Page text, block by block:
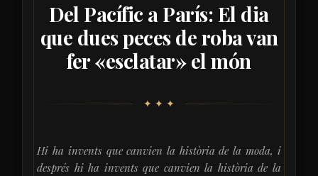
Del Pacífic a París: El dia
que dues peces de roba van
fer «esclatar» el món
✦ ✦ ✦
Hi ha invents que canvien la història de la moda, i
després hi ha invents que canvien la història de la